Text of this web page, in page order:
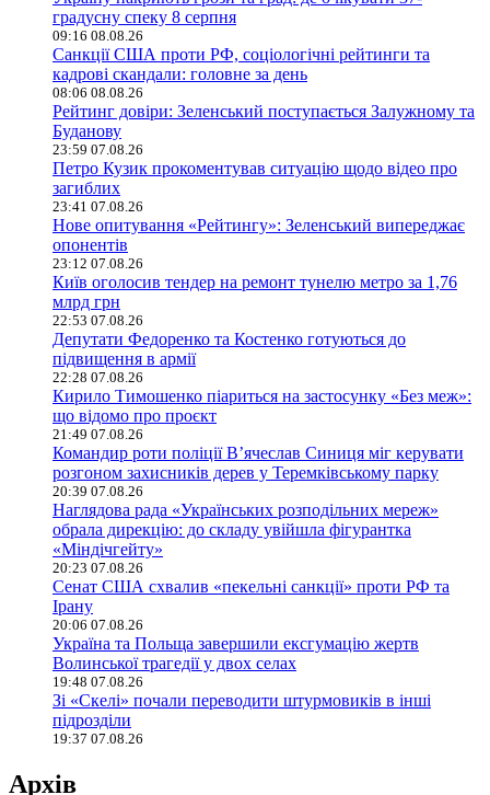
градусну спеку 8 серпня
09:16 08.08.26
Санкції США проти РФ, соціологічні рейтинги та
кадрові скандали: головне за день
08:06 08.08.26
Рейтинг довіри: Зеленський поступається Залужному та
Буданову
23:59 07.08.26
Петро Кузик прокоментував ситуацію щодо відео про
загиблих
23:41 07.08.26
Нове опитування «Рейтингу»: Зеленський випереджає
опонентів
23:12 07.08.26
Київ оголосив тендер на ремонт тунелю метро за 1,76
млрд грн
22:53 07.08.26
Депутати Федоренко та Костенко готуються до
підвищення в армії
22:28 07.08.26
Кирило Тимошенко піариться на застосунку «Без меж»:
що відомо про проєкт
21:49 07.08.26
Командир роти поліції В’ячеслав Синиця міг керувати
розгоном захисників дерев у Теремківському парку
20:39 07.08.26
Наглядова рада «Українських розподільних мереж»
обрала дирекцію: до складу увійшла фігурантка
«Міндічгейту»
20:23 07.08.26
Сенат США схвалив «пекельні санкції» проти РФ та
Ірану
20:06 07.08.26
Україна та Польща завершили ексгумацію жертв
Волинської трагедії у двох селах
19:48 07.08.26
Зі «Скелі» почали переводити штурмовиків в інші
підрозділи
19:37 07.08.26
Архів